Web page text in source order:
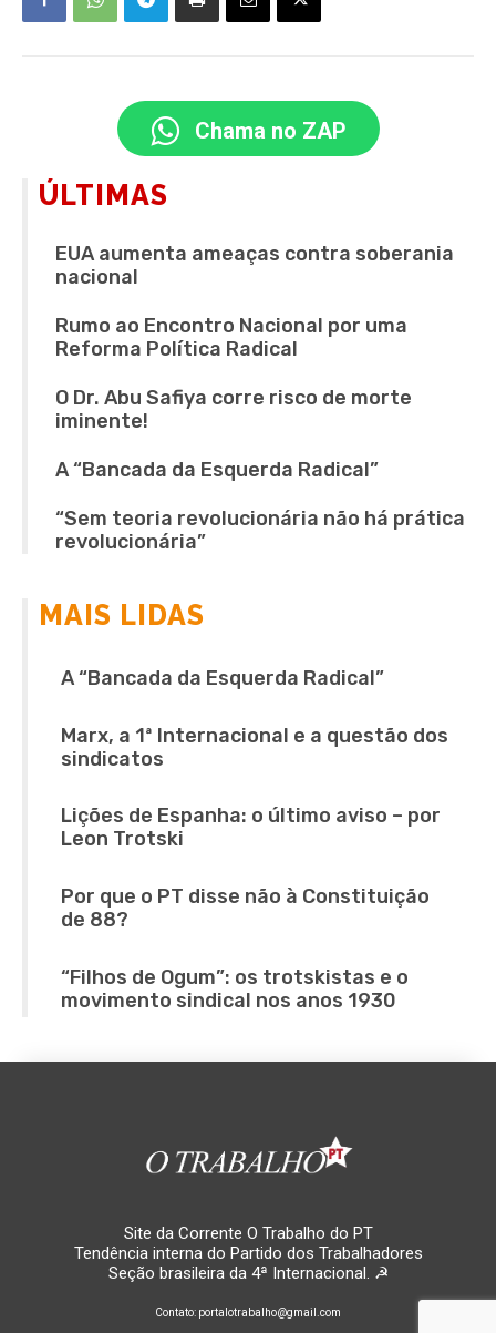
Chama no ZAP
ÚLTIMAS
EUA aumenta ameaças contra soberania
nacional
Rumo ao Encontro Nacional por uma
Reforma Política Radical
O Dr. Abu Safiya corre risco de morte
iminente!
A “Bancada da Esquerda Radical”
“Sem teoria revolucionária não há prática
revolucionária”
MAIS LIDAS
A “Bancada da Esquerda Radical”
Marx, a 1ª Internacional e a questão dos
sindicatos
Lições de Espanha: o último aviso – por
Leon Trotski
Por que o PT disse não à Constituição
de 88?
“Filhos de Ogum”: os trotskistas e o
movimento sindical nos anos 1930
Site da Corrente O Trabalho do PT
Tendência interna do Partido dos Trabalhadores
Seção brasileira da 4ª Internacional. ☭
Contato: portalotrabalho@gmail.com